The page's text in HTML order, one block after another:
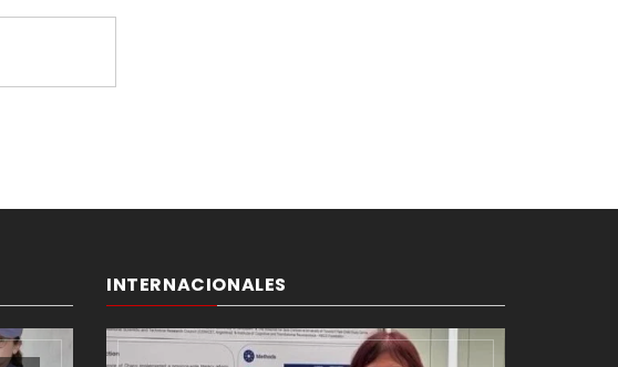
INTERNACIONALES